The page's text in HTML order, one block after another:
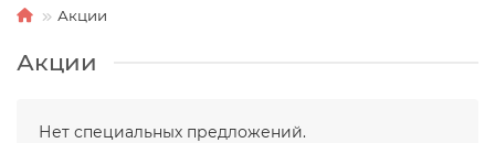
Акции
Акции
Нет специальных предложений.